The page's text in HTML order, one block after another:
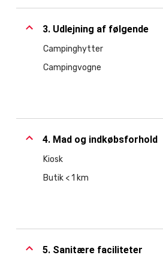
3. Udlejning af følgende
Campinghytter
Campingvogne
4. Mad og indkøbsforhold
Kiosk
Butik < 1 km
5. Sanitære faciliteter